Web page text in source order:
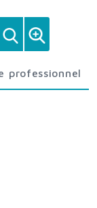
professionnel